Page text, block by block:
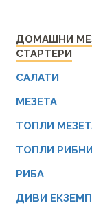
ДОМАШНИ
СТАРТЕРИ
САЛАТИ
МЕЗЕТА
ТОПЛИ
ТОПЛИ
РИБА
ДИВИ